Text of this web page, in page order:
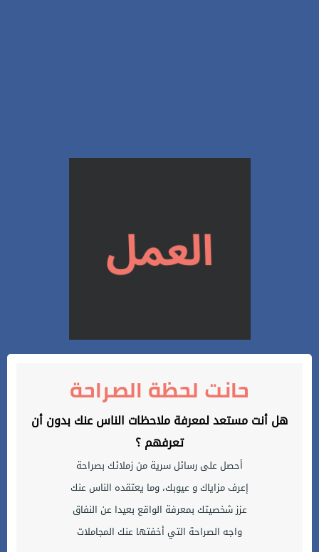
حانت لحظة الصراحة
هل أنت مستعد لمعرفة ملاحظات الناس عنك بدون أن
تعرفهم ؟
أحصل على رسائل سرية من زملائك بصراحة
إعرف مزاياك و عيوبك، وما يعتقده الناس عنك
عزز شخصيتك بمعرفة الواقع بعيدا عن النفاق
واجه الصراحة التي أخفتها عنك المجاملات